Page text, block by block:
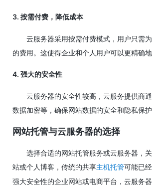
3. 按需付费，降低成本
云服务器采用按需付费模式，用户只需
的费用。这使得企业和个人用户可以更精确
4. 强大的安全性
云服务器的安全性较高，云服务提供商
数据加密等，确保网站数据的安全和隐私保护
网站托管与云服务器的选择
选择合适的网站托管服务或云服务器，
站或个人博客，传统的共享主机托管可能已
强大安全性的企业网站或电商平台，云服务